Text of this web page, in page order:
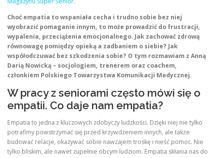
Choć empatia to wspaniała cecha i trudno sobie bez niej
wyobrazić pomaganie innym, to może prowadzić do frustracji,
wypalenia, przeciążenia emocjonalnego. Jak zachować zdrową
równowagę pomiędzy opieką a zadbaniem o siebie? Jak
współodczuwać bez szkodzenia sobie? O tym rozmawiam z Anną
Darią Nowicką – socjologiem, trenerem oraz coachem,
członkiem Polskiego Towarzystwa Komunikacji Medycznej.
W pracy z seniorami często mówi się o
empatii. Co daje nam empatia?
Empatia to jedna z kluczowych zdobyczy ludzkości. Dzięki niej nie tylko
potrafimy powstrzymać się przed krzywdzeniem innych, ale także
budować relacje, okazywać sobie nawzajem troskę i nieść pomoc. Nie
tylko bliskim, ale nawet zupełnie obcym ludziom. Empatia skłania nas do